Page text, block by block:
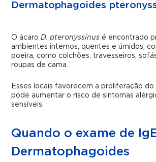
Dermatophagoides
O ácaroD. pteronyssinus é encontrado
ambientes internos, quentes e úmidos,
poeira, como colchões, travesseiros,
roupas de cama.
Esses locais favorecem a proliferação do
pode aumentar o risco de sintomas
sensíveis.
Quando o exame de
Dermatophagoides